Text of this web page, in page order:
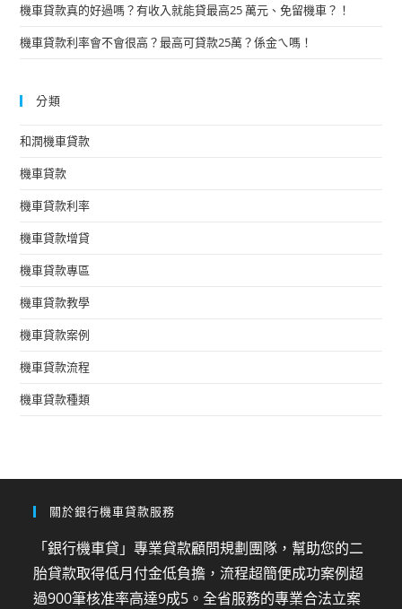
機車貸款真的好過嗎？有收入就能貸最高25 萬元、免留機車？！
機車貸款利率會不會很高？最高可貸款25萬？係金ㄟ嗎！
分類
和潤機車貸款
機車貸款
機車貸款利率
機車貸款增貸
機車貸款專區
機車貸款教學
機車貸款案例
機車貸款流程
機車貸款種類
關於銀行機車貸款服務
「銀行機車貸」專業貸款顧問規劃團隊，幫助您的二
胎貸款取得低月付金低負擔，流程超簡便成功案例超
過900筆核准率高達9成5。全省服務的專業合法立案